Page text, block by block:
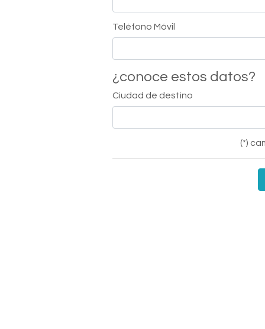
Teléfono Móvil
¿conoce estos datos?
Ciudad de destino
(*)